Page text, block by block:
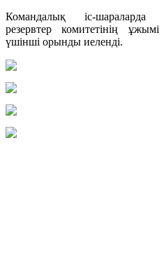
Командалық іс-шараларда
резервтер комитетінің
үшінші орынды иеленді.